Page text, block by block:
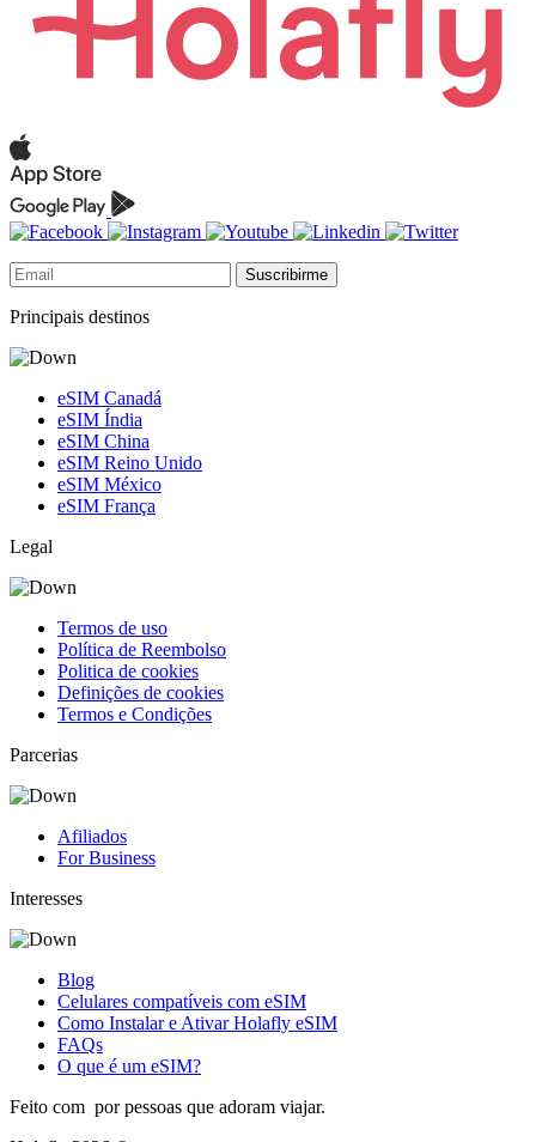
Suscribirme
Principais destinos
eSIM Canadá
eSIM Índia
eSIM China
eSIM Reino Unido
eSIM México
eSIM França
Legal
Termos de uso
Política de Reembolso
Politica de cookies
Definições de cookies
Termos e Condições
Parcerias
Afiliados
For Business
Interesses
Blog
Celulares compatíveis com eSIM
Como Instalar e Ativar Holafly eSIM
FAQs
O que é um eSIM?
Feito com por pessoas que adoram viajar.